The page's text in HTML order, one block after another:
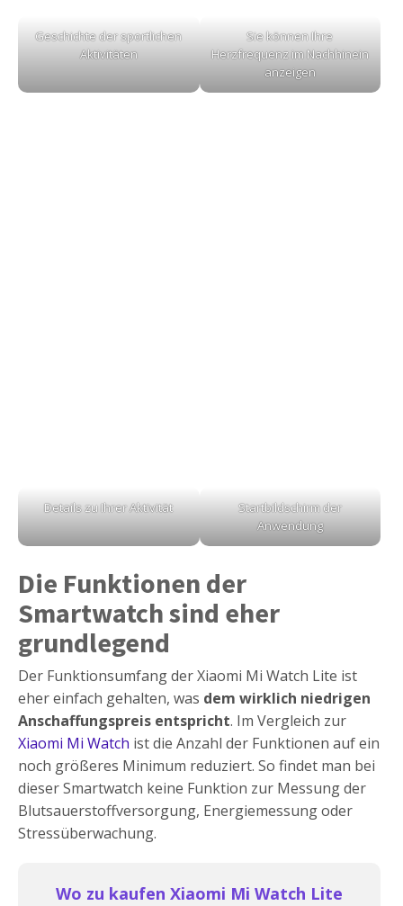
Geschichte der sportlichen
Aktivitäten
Sie können Ihre
Herzfrequenz im Nachhinein
anzeigen
Details zu Ihrer Aktivität
Startbildschirm der
Anwendung
Die Funktionen der
Smartwatch sind eher
grundlegend
Der Funktionsumfang der Xiaomi Mi Watch Lite ist
eher einfach gehalten, was dem wirklich niedrigen
Anschaffungspreis entspricht. Im Vergleich zur
Xiaomi Mi Watch ist die Anzahl der Funktionen auf ein
noch größeres Minimum reduziert. So findet man bei
dieser Smartwatch keine Funktion zur Messung der
Blutsauerstoffversorgung, Energiemessung oder
Stressüberwachung.
Wo zu kaufen Xiaomi Mi Watch Lite